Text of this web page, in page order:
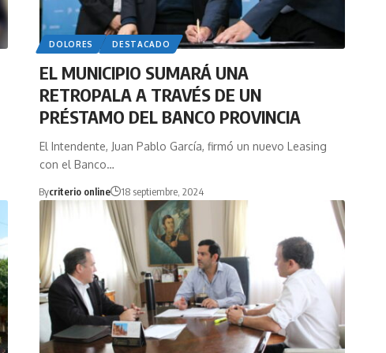
DOLORES DESTACADO
EL MUNICIPIO SUMARÁ UNA
RETROPALA A TRAVÉS DE UN
PRÉSTAMO DEL BANCO PROVINCIA
El Intendente, Juan Pablo García, firmó un nuevo Leasing
con el Banco…
Bycriterio online 18 septiembre, 2024